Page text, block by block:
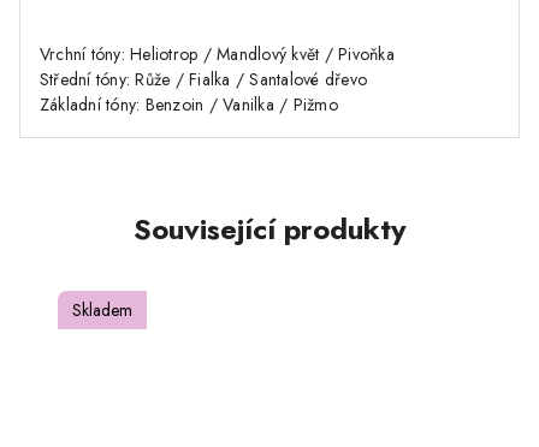
Vrchní tóny: Heliotrop / Mandlový květ / Pivoňka
Střední tóny: Růže / Fialka / Santalové dřevo
Základní tóny: Benzoin / Vanilka / Pižmo
Související produkty
Skladem